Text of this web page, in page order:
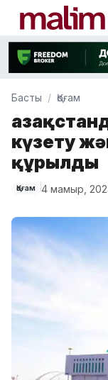
Басты Қоғам
күзету
құрылды
Қоғам 4 мамыр,